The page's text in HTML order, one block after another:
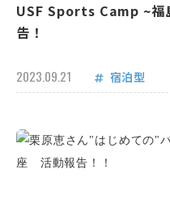
USF Sports Camp ~
告！
2023.09.21 宿泊型